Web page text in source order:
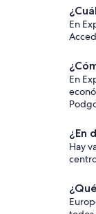
En
En
¿En
Hay